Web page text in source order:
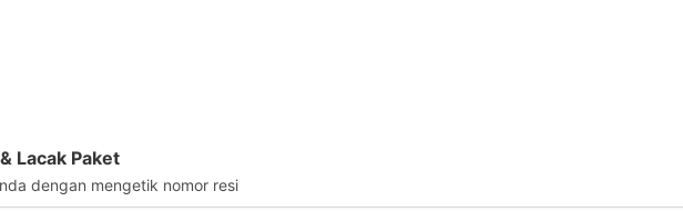
Lacak Paket
dengan mengetik nomor resi